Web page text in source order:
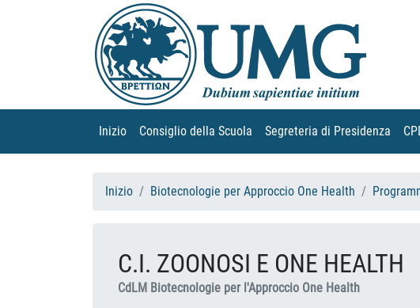
Inizio (current)
Consiglio della Scuola (current)
Segreteria di Presidenza
Inizio Biotecnologie per Approccio One Health
C.I. ZOONOSI E ONE HEALTH
CdLM Biotecnologie per l'Approccio One Health